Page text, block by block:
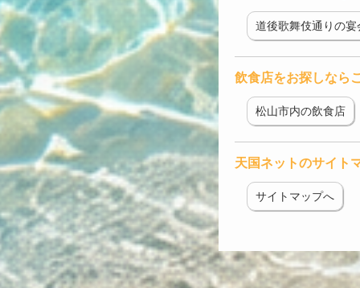
道後歌舞伎通りの宴
飲食店をお探しなら
松山市内の飲食店
天国ネットのサイト
サイトマップへ